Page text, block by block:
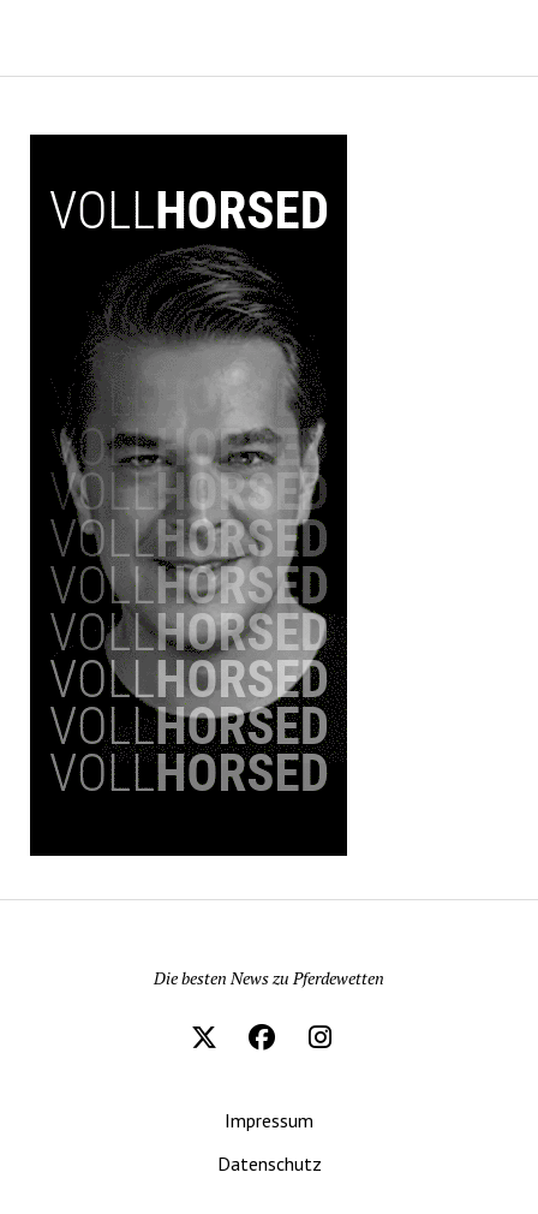
Die besten News zu Pferdewetten
Impressum
Datenschutz